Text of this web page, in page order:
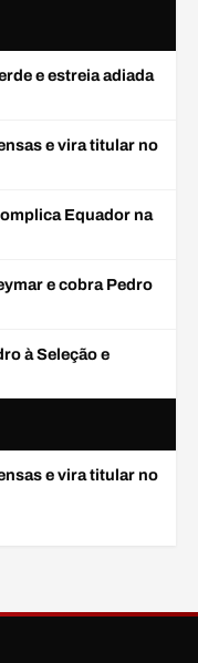
e estreia adiada
e vira titular no
Equador na
e cobra Pedro
à Seleção e
e vira titular no